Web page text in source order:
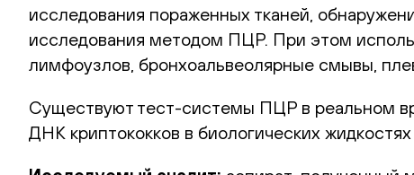
исследования пораженных тканей,
исследования методом ПЦР. При этом
лимфоузлов, бронхоальвеолярные смывы,
Существуют тест-системы ПЦР в реальном
ДНК криптококков в биологических